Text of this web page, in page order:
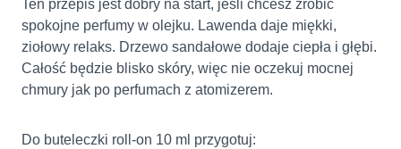
Ten przepis jest dobry na start, jeśli chcesz zrobić
spokojne perfumy w olejku. Lawenda daje miękki,
ziołowy relaks. Drzewo sandałowe dodaje ciepła i głębi.
Całość będzie blisko skóry, więc nie oczekuj mocnej
chmury jak po perfumach z atomizerem.
Do buteleczki roll-on 10 ml przygotuj: